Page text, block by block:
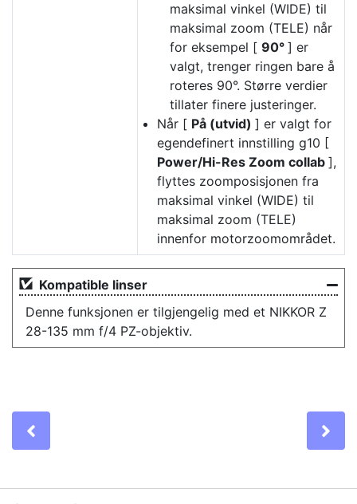
maksimal vinkel (WIDE) til
maksimal zoom (TELE) når
for eksempel [ 90° ] er
valgt, trenger ringen bare å
roteres 90°. Større verdier
tillater finere justeringer.
Når [ På (utvid) ] er valgt for
egendefinert innstilling g10 [
Power/Hi-Res Zoom collab ],
flyttes zoomposisjonen fra
maksimal vinkel (WIDE) til
maksimal zoom (TELE)
innenfor motorzoomområdet.
Kompatible linser
Denne funksjonen er tilgjengelig med et NIKKOR Z
28-135 mm f/4 PZ-objektiv.